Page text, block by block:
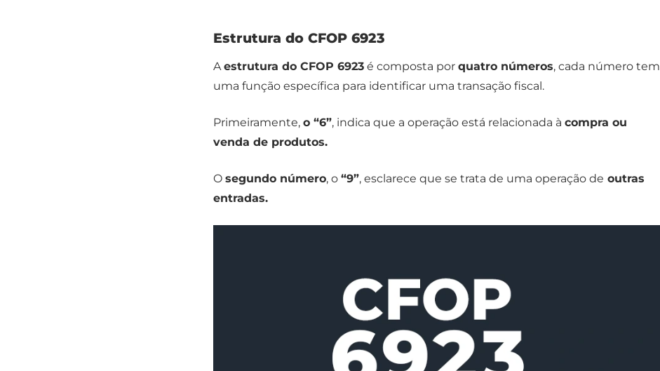
Estrutura do CFOP 6923
Aestrutura do CFOP 6923 é composta por quatro números, cada número tem
uma função específica para identificar uma transação fiscal.
Primeiramente, o “6”, indica que a operação está relacionada à compra ou
venda de produtos.
O segundo número, o “9”, esclarece que se trata de uma operação de outras
entradas.